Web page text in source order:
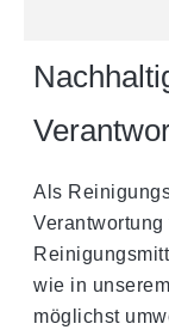
Als
wie in unserem
möglichst